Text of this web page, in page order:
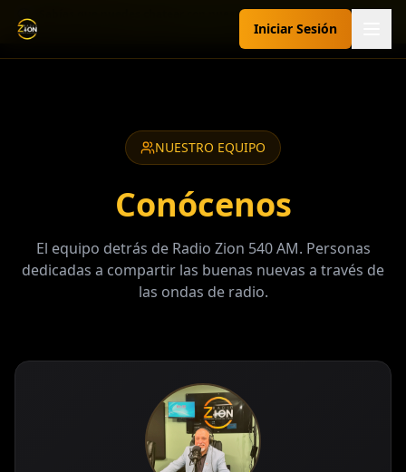
Radio Zion 540 AM Iniciar Sesión
💬 ¿Sabías que puedes chatear con nuestro asistente? Pregúntale
sobre programación, peticiones de oración, dedicatorias y más.
NUESTRO EQUIPO
Conócenos
El equipo detrás de Radio Zion 540 AM. Personas
dedicadas a compartir las buenas nuevas a través de
las ondas de radio.